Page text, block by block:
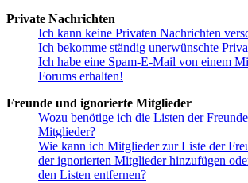
Private Nachrichten
Ich kann keine Privaten Nachrichten
Ich bekomme ständig unerwünschte
Ich habe eine Spam-E-Mail von einem
Forums erhalten!
Freunde und ignorierte Mitglieder
Wozu benötige ich die Listen der
Mitglieder?
Wie kann ich Mitglieder zur Liste der
der ignorierten Mitglieder hinzufügen
den Listen entfernen?